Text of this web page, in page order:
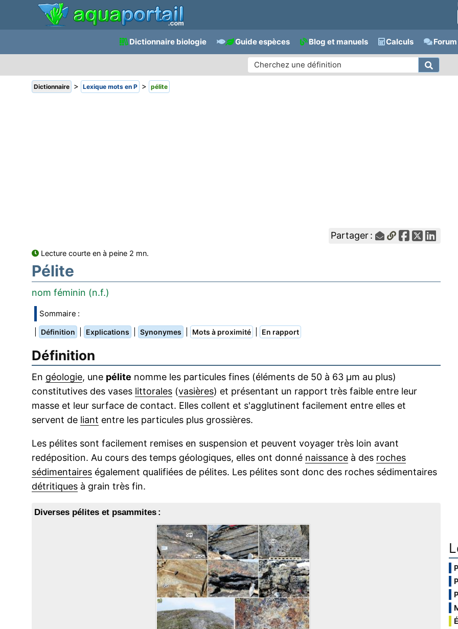
Dictionnaire biologie Guide espèces Blog et manuels Calculs
Dictionnaire > Lexique mots en P > pélite
Partager :
Lecture courte en à peine 2 mn.
Pélite
nom féminin (n.f.)
Sommaire :
Définition Explications Synonymes Mots à proximité En rapport
Définition
En géologie, une pélite nomme les particules fines (éléments de 50 à 63 µm au plus)
constitutives des vases littorales (vasières) et présentant un rapport très faible entre leur
masse et leur surface de contact. Elles collent et s'agglutinent facilement entre elles et
servent de liant entre les particules plus grossières.
Les pélites sont facilement remises en suspension et peuvent voyager très loin avant
redéposition. Au cours des temps géologiques, elles ont donné naissance à des roches
sédimentaires également qualifiées de pélites. Les pélites sont donc des roches sédimentaires
détritiques à grain très fin.
Diverses pélites et psammites :